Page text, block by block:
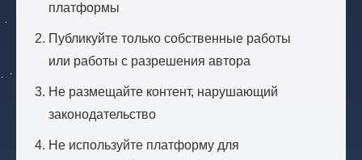
платформы
Публикуйте только собственные работы
или работы с разрешения автора
Не размещайте контент, нарушающий
законодательство
Не используйте платформу для